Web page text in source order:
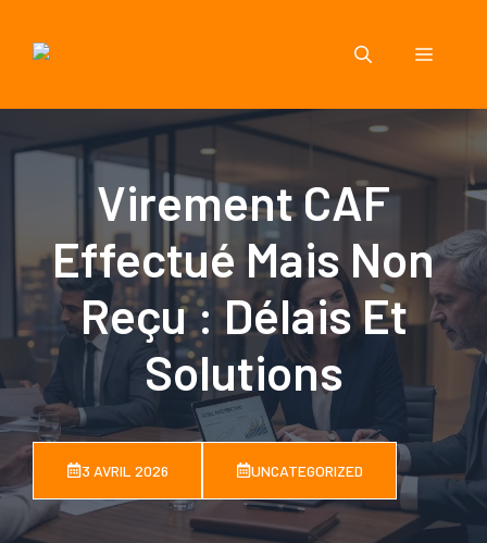
contenu
Menu
Virement CAF
Effectué Mais Non
Reçu : Délais Et
Solutions
3 AVRIL 2026 UNCATEGORIZED